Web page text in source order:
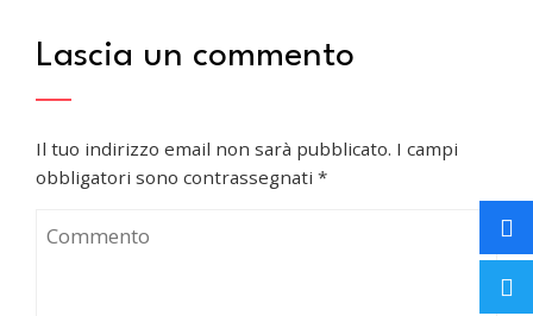
Lascia un commento
Il tuo indirizzo email non sarà pubblicato. I campi
obbligatori sono contrassegnati *